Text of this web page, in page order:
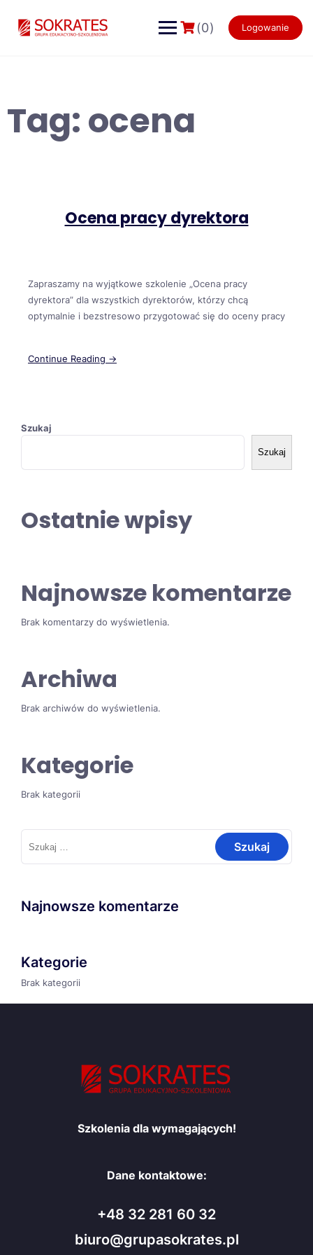
content
(0) Logowanie
Tag:ocena
Ocena pracy dyrektora
Zapraszamy na wyjątkowe szkolenie „Ocena pracy
dyrektora” dla wszystkich dyrektorów, którzy chcą
optymalnie i bezstresowo przygotować się do oceny pracy
Continue Reading →
Szukaj
Szukaj
Ostatnie wpisy
Najnowsze komentarze
Brak komentarzy do wyświetlenia.
Archiwa
Brak archiwów do wyświetlenia.
Kategorie
Brak kategorii
Szukaj:
Najnowsze komentarze
Kategorie
Brak kategorii
Szkolenia dla wymagających!
Dane kontaktowe:
+48 32 281 60 32
biuro@grupasokrates.pl